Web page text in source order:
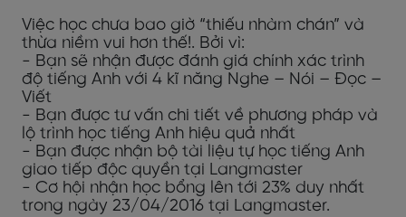
Việc học chưa bao giờ “thiếu nhàm chán” và
thừa niềm vui hơn thế!. Bởi vì:
- Bạn sẽ nhận được đánh giá chính xác trình
độ tiếng Anh với 4 kĩ năng Nghe – Nói – Đọc –
Viết
- Bạn được tư vấn chi tiết về phương pháp và
lộ trình học tiếng Anh hiệu quả nhất
- Bạn được nhận bộ tài liệu tự học tiếng Anh
giao tiếp độc quyền tại Langmaster
- Cơ hội nhận học bổng lên tới 23% duy nhất
trong ngày 23/04/2016 tại Langmaster.